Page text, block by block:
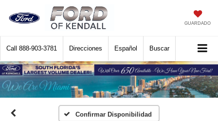
GUARDADO
Call 888-903-3781 Direcciones Español Buscar
Confirmar Disponibilidad